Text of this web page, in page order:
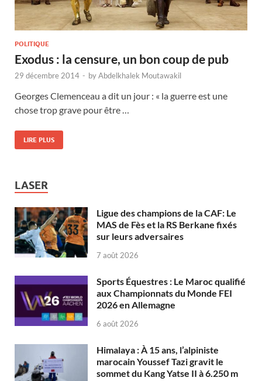
POLITIQUE
Exodus : la censure, un bon coup de pub
29 décembre 2014 - byAbdelkhalek Moutawakil
Georges Clemenceau a dit un jour : « la guerre est une
chose trop grave pour être …
LIRE PLUS
LASER
Ligue des champions de la CAF: Le
MAS de Fès et la RS Berkane fixés
sur leurs adversaires
7 août 2026
Sports Équestres : Le Maroc qualifié
aux Championnats du Monde FEI
2026 en Allemagne
6 août 2026
Himalaya : À 15 ans, l’alpiniste
marocain Youssef Tazi gravit le
sommet du Kang Yatse II à 6.250 m